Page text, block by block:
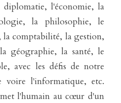
l'économie, la
la philosophie, le
comptabilité, la gestion,
géographie, la santé, le
avec les défis de notre
voire l'informatique, etc.
l'humain au cœur d'un